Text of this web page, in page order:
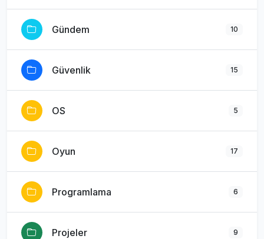
Gündem 10
Güvenlik 15
OS 5
Oyun 17
Programlama 6
Projeler 9